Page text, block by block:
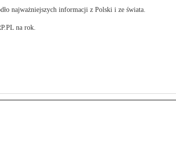
najważniejszych informacji z Polski i ze świata.
na rok.